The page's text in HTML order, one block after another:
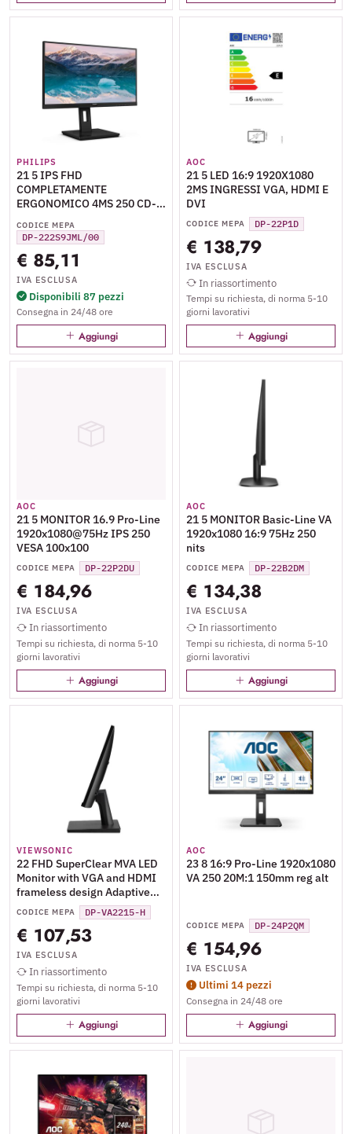
PHILIPS
21 5 IPS FHD
COMPLETAMENTE
ERGONOMICO 4MS 250 CD-
MULTIMEDIALE VESA
ADAPTIVE SYNC 3 SIDE
FRAMELESS
CODICE MEPA
DP-222S9JML/00
€ 85,11
IVA ESCLUSA
Disponibili 87 pezzi
Consegna in 24/48 ore
Aggiungi
AOC
21 5 LED 16:9 1920X1080
2MS INGRESSI VGA, HDMI E
DVI
CODICE MEPA DP-22P1D
€ 138,79
IVA ESCLUSA
In riassortimento
Tempi su richiesta, di norma 5-10
giorni lavorativi
Aggiungi
AOC
21 5 MONITOR 16.9 Pro-Line
1920x1080@75Hz IPS 250
VESA 100x100
CODICE MEPA DP-22P2DU
€ 184,96
IVA ESCLUSA
In riassortimento
Tempi su richiesta, di norma 5-10
giorni lavorativi
Aggiungi
AOC
21 5 MONITOR Basic-Line VA
1920x1080 16:9 75Hz 250
nits
CODICE MEPA DP-22B2DM
€ 134,38
IVA ESCLUSA
In riassortimento
Tempi su richiesta, di norma 5-10
giorni lavorativi
Aggiungi
VIEWSONIC
22 FHD SuperClear MVA LED
Monitor with VGA and HDMI
frameless design Adaptive
Sync 75hz
CODICE MEPA DP-VA2215-H
€ 107,53
IVA ESCLUSA
In riassortimento
Tempi su richiesta, di norma 5-10
giorni lavorativi
Aggiungi
AOC
23 8 16:9 Pro-Line 1920x1080
VA 250 20M:1 150mm reg alt
CODICE MEPA DP-24P2QM
€ 154,96
IVA ESCLUSA
Ultimi 14 pezzi
Consegna in 24/48 ore
Aggiungi